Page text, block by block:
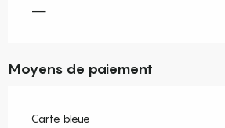
—
Moyens de paiement
Carte bleue